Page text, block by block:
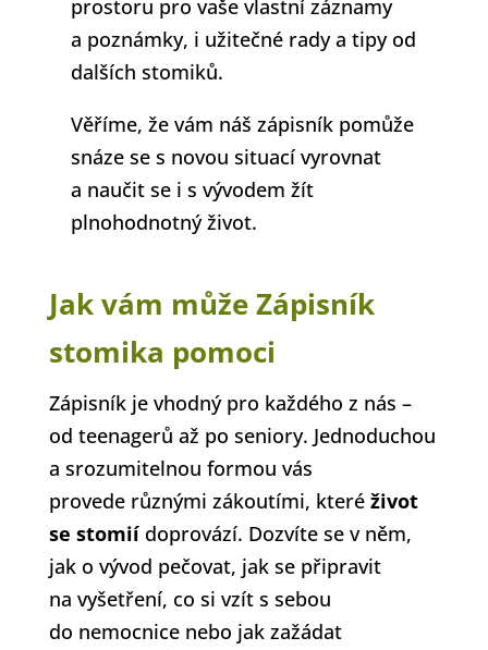
prostoru pro vaše vlastní záznamy
a poznámky, i užitečné rady a tipy od
dalších stomiků.
Věříme, že vám náš zápisník pomůže
snáze se s novou situací vyrovnat
a naučit se i s vývodem žít
plnohodnotný život.
Jak vám může Zápisník
stomika pomoci
Zápisník je vhodný pro každého z nás –
od teenagerů až po seniory. Jednoduchou
a srozumitelnou formou vás
provede různými zákoutími, které život
se stomií doprovází. Dozvíte se v něm,
jak o vývod pečovat, jak se připravit
na vyšetření, co si vzít s sebou
do nemocnice nebo jak zažádat